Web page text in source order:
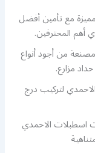
مع تأمين أفضل
أهم المحترفين.
من أجود أنواع
مزارع.
لتركيب درج
اسطبلات الاحمدي